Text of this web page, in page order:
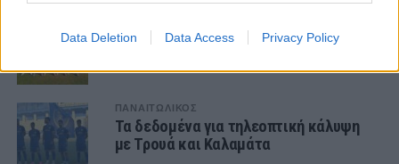
Data Deletion Data Access Privacy Policy
Ήττα για την Κ19 στην Κορυτσά-
ΠΑΝΑΙΤΩΛΙΚΟΣ
Τα δεδομένα για τηλεοπτική κάλυψη
με Τρουά και Καλαμάτα